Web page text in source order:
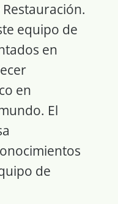
equipo de
en
en
El
de